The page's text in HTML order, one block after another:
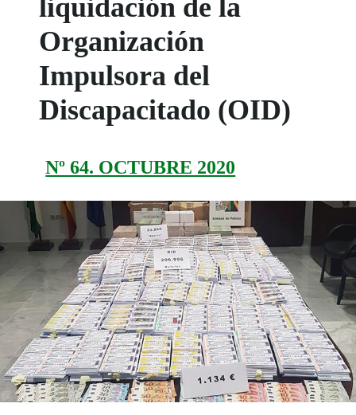
liquidación de la
Organización
Impulsora del
Discapacitado (OID)
Nº 64. OCTUBRE 2020